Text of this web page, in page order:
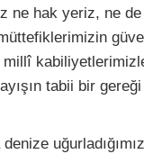
ne hak yeriz, ne de
tabii bir
denize